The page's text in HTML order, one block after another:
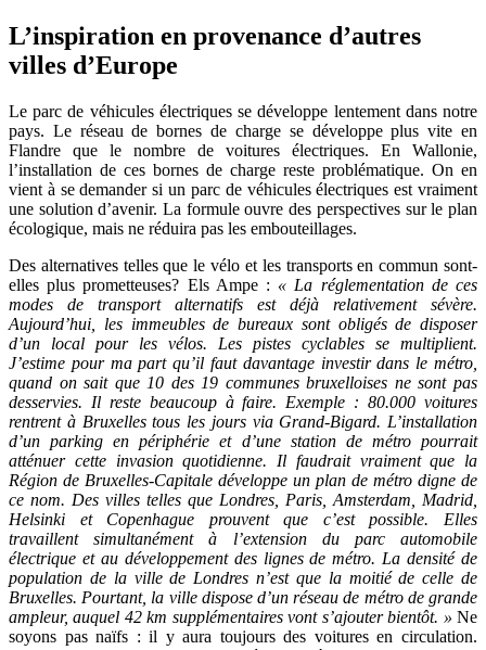
L’inspiration en provenance d’autres
villes d’Europe
Le parc de véhicules électriques se développe lentement dans notre
pays. Le réseau de bornes de charge se développe plus vite en
Flandre que le nombre de voitures électriques. En Wallonie,
l’installation de ces bornes de charge reste problématique. On en
vient à se demander si un parc de véhicules électriques est vraiment
une solution d’avenir. La formule ouvre des perspectives sur le plan
écologique, mais ne réduira pas les embouteillages.
Des alternatives telles que le vélo et les transports en commun sont-
elles plus prometteuses? Els Ampe : « La réglementation de ces
modes de transport alternatifs est déjà relativement sévère.
Aujourd’hui, les immeubles de bureaux sont obligés de disposer
d’un local pour les vélos. Les pistes cyclables se multiplient.
J’estime pour ma part qu’il faut davantage investir dans le métro,
quand on sait que 10 des 19 communes bruxelloises ne sont pas
desservies. Il reste beaucoup à faire. Exemple : 80.000 voitures
rentrent à Bruxelles tous les jours via Grand-Bigard. L’installation
d’un parking en périphérie et d’une station de métro pourrait
atténuer cette invasion quotidienne. Il faudrait vraiment que la
Région de Bruxelles-Capitale développe un plan de métro digne de
ce nom. Des villes telles que Londres, Paris, Amsterdam, Madrid,
Helsinki et Copenhague prouvent que c’est possible. Elles
travaillent simultanément à l’extension du parc automobile
électrique et au développement des lignes de métro. La densité de
population de la ville de Londres n’est que la moitié de celle de
Bruxelles. Pourtant, la ville dispose d’un réseau de métro de grande
ampleur, auquel 42 km supplémentaires vont s’ajouter bientôt. » Ne
soyons pas naïfs : il y aura toujours des voitures en circulation.